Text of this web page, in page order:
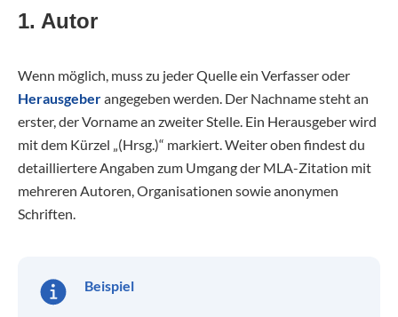
1. Autor
Wenn möglich, muss zu jeder Quelle ein Verfasser oder
Herausgeberangegeben werden. Der Nachname steht an
erster, der Vorname an zweiter Stelle. Ein Herausgeber wird
mit dem Kürzel „(Hrsg.)“ markiert. Weiter oben findest du
detailliertere Angaben zum Umgang der MLA-Zitation mit
mehreren Autoren, Organisationen sowie anonymen
Schriften.
Beispiel